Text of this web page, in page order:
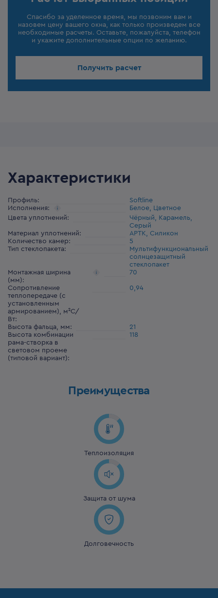
Спасибо за уделенное время, мы позвоним вам и
назовем цену вашего окна, как только произведем все
необходимые расчеты. Оставьте, пожалуйста, телефон
и укажите дополнительные опции по желанию.
Получить расчет
Характеристики
Профиль:
Softline
Исполнения:
Белое, Цветное
Цвета уплотнений:
Чёрный, Карамель,
Серый
Материал уплотнений:
АРТК, Силикон
Количество камер:
5
Тип стеклопакета:
Мультифункциональный
солнцезащитный
стеклопакет
Монтажная ширина
(мм):
70
Сопротивление
теплопередаче (с
установленным
армированием), м²С/
Вт:
0,94
Высота фальца, мм:
21
Высота комбинации
рама-створка в
световом проеме
(типовой вариант):
118
Преимущества
Теплоизоляция
Защита от шума
Долговечность